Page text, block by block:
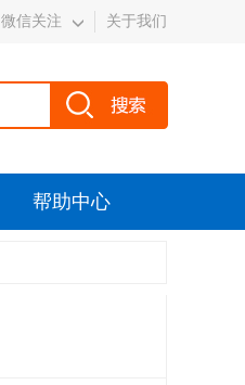
微信关注 关于我们
帮助中心